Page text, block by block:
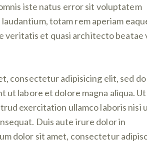
iste natus error sit voluptatem
totam rem aperiam
veritatis et quasi architecto beatae
consectetur adipisicing elit, sed do
ut labore et dolore magna aliqua.
exercitation ullamco laboris nisi
Duis aute irure dolor in
dolor sit amet, consectetur